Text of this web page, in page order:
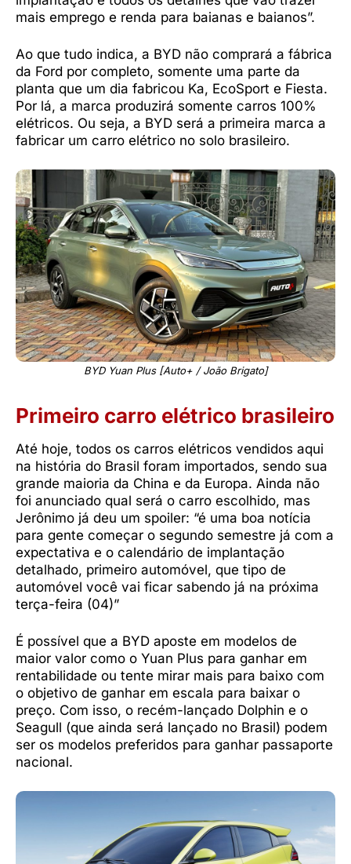
mais emprego e renda para baianas e baianos”.
Ao que tudo indica, a BYD não comprará a fábrica
da Ford por completo, somente uma parte da
planta que um dia fabricou Ka, EcoSport e Fiesta.
Por lá, a marca produzirá somente carros 100%
elétricos. Ou seja, a BYD será a primeira marca a
fabricar um carro elétrico no solo brasileiro.
BYD Yuan Plus [Auto+ / João Brigato]
Primeiro carro elétrico brasileiro
Até hoje, todos os carros elétricos vendidos aqui
na história do Brasil foram importados, sendo sua
grande maioria da China e da Europa. Ainda não
foi anunciado qual será o carro escolhido, mas
Jerônimo já deu um spoiler: “é uma boa notícia
para gente começar o segundo semestre já com a
expectativa e o calendário de implantação
detalhado, primeiro automóvel, que tipo de
automóvel você vai ficar sabendo já na próxima
terça-feira (04)”
É possível que a BYD aposte em modelos de
maior valor como o Yuan Plus para ganhar em
rentabilidade ou tente mirar mais para baixo com
o objetivo de ganhar em escala para baixar o
preço. Com isso, o recém-lançado Dolphin e o
Seagull (que ainda será lançado no Brasil) podem
ser os modelos preferidos para ganhar passaporte
nacional.